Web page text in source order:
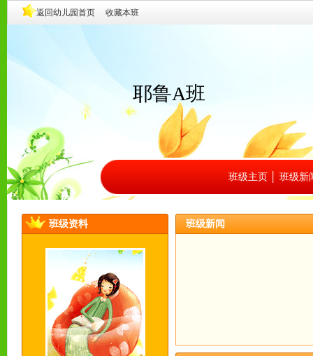
耶鲁A班
班级主页 班级新
班级资料 班级新闻